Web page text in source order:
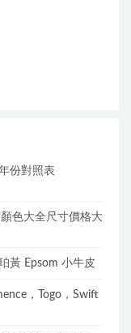
份對照表
色大全尺寸價格大
黃 Epsom 小牛皮
，Togo，Swift